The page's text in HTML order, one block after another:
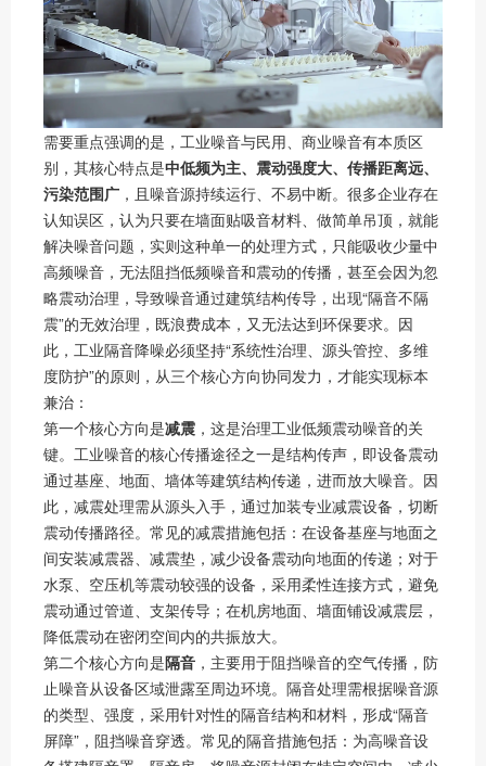
需要重点强调的是，工业噪音与民用、商业噪音有本质区
别，其核心特点是中低频为主、震动强度大、传播距离远、
污染范围广 ，且噪音源持续运行、不易中断。很多企业存在
认知误区，认为只要在墙面贴吸音材料、做简单吊顶，就能
解决噪音问题，实则这种单一的处理方式，只能吸收少量中
高频噪音，无法阻挡低频噪音和震动的传播，甚至会因为忽
略震动治理，导致噪音通过建筑结构传导，出现“隔音不隔
震”的无效治理，既浪费成本，又无法达到环保要求。因
此，工业隔音降噪必须坚持“系统性治理、源头管控、多维
度防护”的原则，从三个核心方向协同发力，才能实现标本
兼治：
第一个核心方向是减震 ，这是治理工业低频震动噪音的关
键。工业噪音的核心传播途径之一是结构传声，即设备震动
通过基座、地面、墙体等建筑结构传递，进而放大噪音。因
此，减震处理需从源头入手，通过加装专业减震设备，切断
震动传播路径。常见的减震措施包括：在设备基座与地面之
间安装减震器、减震垫，减少设备震动向地面的传递；对于
水泵、空压机等震动较强的设备，采用柔性连接方式，避免
震动通过管道、支架传导；在机房地面、墙面铺设减震层，
降低震动在密闭空间内的共振放大。
第二个核心方向是隔音 ，主要用于阻挡噪音的空气传播，防
止噪音从设备区域泄露至周边环境。隔音处理需根据噪音源
的类型、强度，采用针对性的隔音结构和材料，形成“隔音
屏障”，阻挡噪音穿透。常见的隔音措施包括：为高噪音设